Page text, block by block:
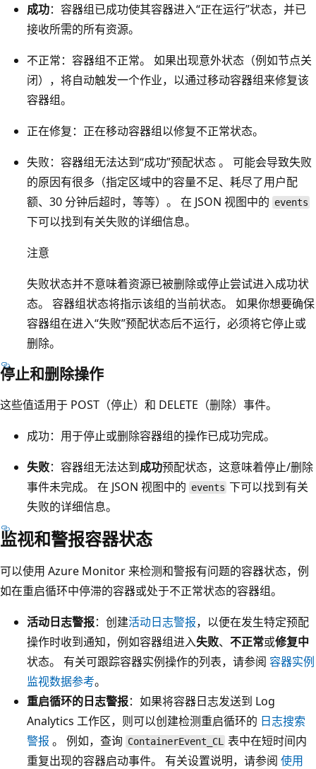
成功：容器组已成功使其容器进入“正在运行”状态，并已
接收所需的所有资源。
不正常：容器组不正常。 如果出现意外状态（例如节点关
闭），将自动触发一个作业，以通过移动容器组来修复该
容器组。
正在修复：正在移动容器组以修复不正常状态。
失败：容器组无法达到“成功”预配状态 。 可能会导致失败
的原因有很多（指定区域中的容量不足、耗尽了用户配
额、30 分钟后超时，等等）。 在 JSON 视图中的 events
下可以找到有关失败的详细信息。
注意
失败状态并不意味着资源已被删除或停止尝试进入成功状
态。 容器组状态将指示该组的当前状态。 如果你想要确保
容器组在进入“失败”预配状态后不运行，必须将它停止或
删除。
停止和删除操作
这些值适用于 POST（停止）和 DELETE（删除）事件。
成功：用于停止或删除容器组的操作已成功完成。
失败：容器组无法达到成功预配状态，这意味着停止/删除
事件未完成。 在 JSON 视图中的 events 下可以找到有关
失败的详细信息。
监视和警报容器状态
可以使用 Azure Monitor 来检测和警报有问题的容器状态，例
如在重启循环中停滞的容器或处于不正常状态的容器组。
活动日志警报：创建活动日志警报，以便在发生特定预配
操作时收到通知，例如容器组进入失败、 不正常或修复中
状态。 有关可跟踪容器实例操作的列表，请参阅 容器实例
监视数据参考。
重启循环的日志警报：如果将容器日志发送到 Log
Analytics 工作区，则可以创建检测重启循环的 日志搜索
警报 。 例如，查询 ContainerEvent_CL
表中在短时间内
重复出现的容器启动事件。 有关设置说明，请参阅 使用